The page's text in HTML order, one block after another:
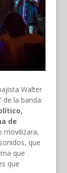
Walter
de la banda:
de
movilizara,
que
que
que